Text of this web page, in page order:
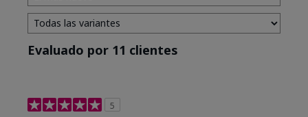
Evaluado por 11 clientes
5